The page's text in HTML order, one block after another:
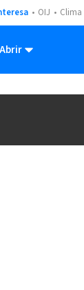
OIJ Clima